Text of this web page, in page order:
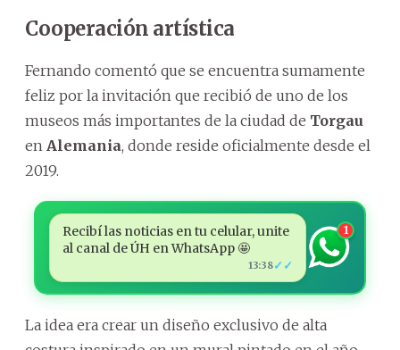
Cooperación artística
Fernando comentó que se encuentra sumamente
feliz por la invitación que recibió de uno de los
museos más importantes de la ciudad de Torgau
en Alemania, donde reside oficialmente desde el
2019.
Recibí las noticias en tu celular, unite
al canal de ÚH en WhatsApp 🤩
13:38✓✓
1
La idea era crear un diseño exclusivo de alta